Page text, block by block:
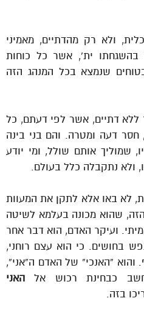
ולא רק מהדתיים, מאמיני
בהשגחתו ית’, אשר כל כוחות
שנמצא בכל המנהג הזה
ללא דתיים, אשר לפי דעתם, כל
דעה ומטרה. והם בני בינה
שמוליך אותם שולל, ומי יודע
ולא נתקבלה כלל בעולם.
לא באו אלא לתקן את המעוות
הזה, שהוא מכונה בעלמא לשיטה
ועיקר האדם, הוא דבר אחר
בחושים. כי הוא עצם רוחני,
והוא “האנכי” של האדם ה”אני”,
כבחינת רכוש אל האני
בזה.